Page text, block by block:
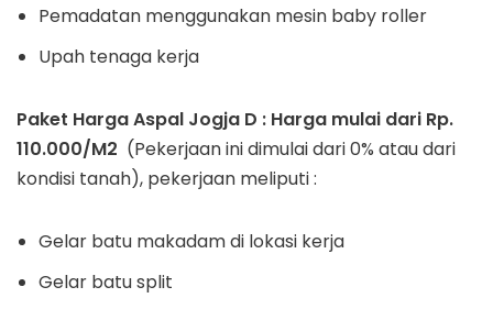
Pemadatan menggunakan mesin baby roller
Upah tenaga kerja
Paket Harga Aspal Jogja D : Harga mulai dari Rp.
110.000/M2 (Pekerjaan ini dimulai dari 0% atau dari
kondisi tanah), pekerjaan meliputi :
Gelar batu makadam di lokasi kerja
Gelar batu split